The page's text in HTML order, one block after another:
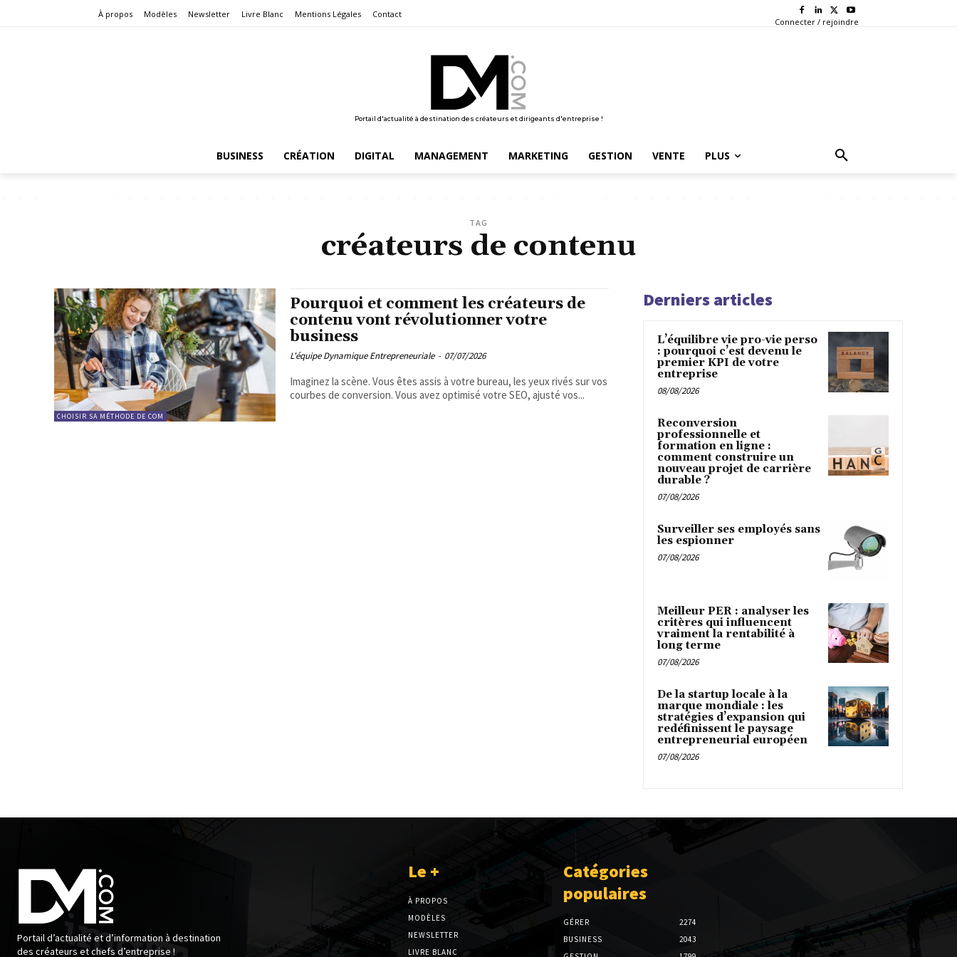
À propos Modèles Newsletter Livre Blanc Mentions Légales Contact
Connecter / rejoindre
Portail d'actualité à destination des créateurs et dirigeants d'entreprise !
BUSINESS CRÉATION DIGITAL MANAGEMENT MARKETING GESTION VENTE PLUS
TAG
créateurs de contenu
CHOISIR SA MÉTHODE DE COM
Pourquoi et comment les créateurs de
contenu vont révolutionner votre
business
L'équipe Dynamique Entrepreneuriale - 07/07/2026
Imaginez la scène. Vous êtes assis à votre bureau, les yeux rivés sur vos
courbes de conversion. Vous avez optimisé votre SEO, ajusté vos...
Derniers articles
L’équilibre vie pro-vie perso
: pourquoi c’est devenu le
premier KPI de votre
entreprise
08/08/2026
Reconversion
professionnelle et
formation en ligne :
comment construire un
nouveau projet de carrière
durable ?
07/08/2026
Surveiller ses employés sans
les espionner
07/08/2026
Meilleur PER : analyser les
critères qui influencent
vraiment la rentabilité à
long terme
07/08/2026
De la startup locale à la
marque mondiale : les
stratégies d’expansion qui
redéfinissent le paysage
entrepreneurial européen
07/08/2026
Portail d’actualité et d’information à destination
des créateurs et chefs d’entreprise !
Le +
À PROPOS
MODÈLES
NEWSLETTER
LIVRE BLANC
Catégories
populaires
GÉRER
2274
BUSINESS
2043